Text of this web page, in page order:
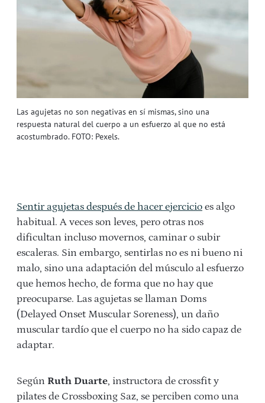
Las agujetas no son negativas en sí mismas, sino una
respuesta natural del cuerpo a un esfuerzo al que no está
acostumbrado. FOTO: Pexels.
Sentir agujetas después de hacer ejercicio es algo
habitual. A veces son leves, pero otras nos
dificultan incluso movernos, caminar o subir
escaleras. Sin embargo, sentirlas no es ni bueno ni
malo, sino una adaptación del músculo al esfuerzo
que hemos hecho, de forma que no hay que
preocuparse. Las agujetas se llaman Doms
(Delayed Onset Muscular Soreness), un daño
muscular tardío que el cuerpo no ha sido capaz de
adaptar.
Según Ruth Duarte, instructora de crossfit y
pilates de Crossboxing Saz, se perciben como una